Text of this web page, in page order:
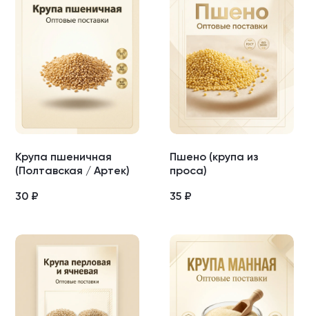
Крупа пшеничная
(Полтавская / Артек)
30 ₽
Пшено (крупа из
проса)
35 ₽